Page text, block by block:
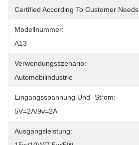
Certified According To Customer Needs
Modellnummer:
A13
Verwendungsszenario:
Automobilindustrie
Eingangsspannung Und -strom:
5V=2A/9v=2A
Ausgangsleistung: